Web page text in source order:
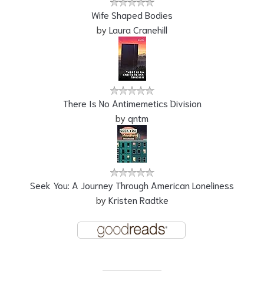
Wife Shaped Bodies
byLaura Cranehill
There Is No Antimemetics Division
byqntm
Seek You: A Journey Through American Loneliness
byKristen Radtke